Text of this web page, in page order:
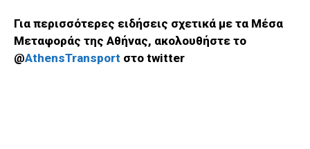
Για περισσότερες ειδήσεις σχετικά με τα Μέσα
Μεταφοράς της Αθήνας, ακολουθήστε το
@AthensTransport στο twitter